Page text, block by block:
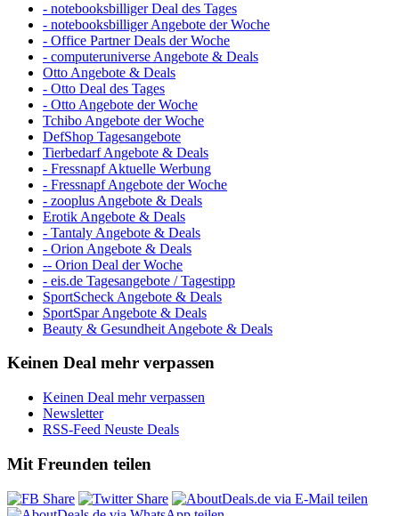
- notebooksbilliger Deal des Tages
- notebooksbilliger Angebote der Woche
- Office Partner Deals der Woche
- computeruniverse Angebote & Deals
Otto Angebote & Deals
- Otto Deal des Tages
- Otto Angebote der Woche
Tchibo Angebote der Woche
DefShop Tagesangebote
Tierbedarf Angebote & Deals
- Fressnapf Aktuelle Werbung
- Fressnapf Angebote der Woche
- zooplus Angebote & Deals
Erotik Angebote & Deals
- Tantaly Angebote & Deals
- Orion Angebote & Deals
-- Orion Deal der Woche
- eis.de Tagesangebote / Tagestipp
SportScheck Angebote & Deals
SportSpar Angebote & Deals
Beauty & Gesundheit Angebote & Deals
Keinen Deal mehr verpassen
Keinen Deal mehr verpassen
Newsletter
RSS-Feed Neuste Deals
Mit Freunden teilen